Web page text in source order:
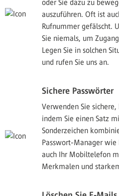
oder Sie dazu zu
auszuführen. Oft ist
Rufnummer gefälscht.
Sie niemals, um
Legen Sie in solchen
und rufen Sie uns an.
Sichere Passwörter
Verwenden Sie
indem Sie einen Satz
Sonderzeichen
Passwort-Manager wie
auch Ihr Mobiltelefon
Merkmalen und